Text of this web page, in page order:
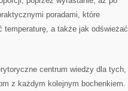
poradami, które
a także jak odświeżać
centrum wiedzy dla tych,
z każdym kolejnym bochenkiem.